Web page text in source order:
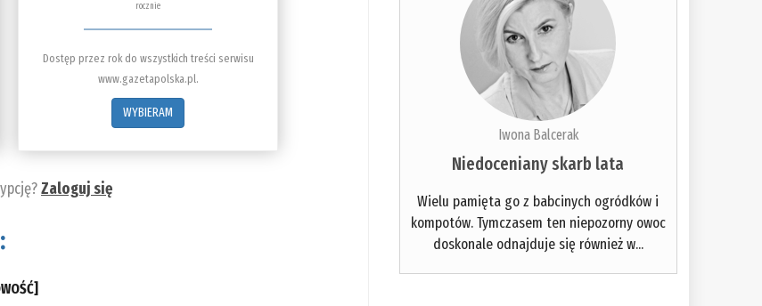
rocznie
Dostęp przez rok do wszystkich treści serwisu
www.gazetapolska.pl.
WYBIERAM
Zaloguj się
Iwona Balcerak
Niedoceniany skarb lata
Wielu pamięta go z babcinych ogródków i
kompotów. Tymczasem ten niepozorny owoc
doskonale odnajduje się również w...